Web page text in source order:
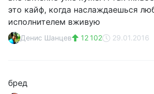
это кайф, когда наслаждаешься
исполнителем вживую
Денис Шанцев 12 102 29.01.2016
бред